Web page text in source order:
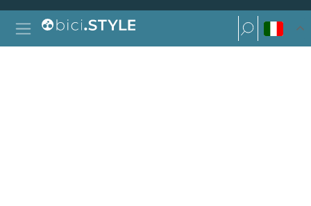
Vai al contenuto
Navigazione principale
Ricerca per:
Ricerca per: